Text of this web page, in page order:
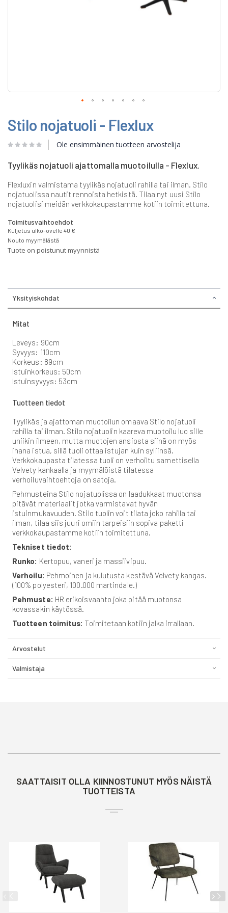
to
the
beginning
of
images
Stilo nojatuoli - Flexlux
Ole ensimmäinen tuotteen arvostelija
Tyylikäs nojatuoli ajattomalla muotoilulla - Flexlux.
Flexluxin valmistama tyylikäs nojatuoli rahilla tai ilman. Stilo
nojatuolissa nautit rennoista hetkistä. Tilaa nyt uusi Stilo
nojatuolisi meidän verkkokaupastamme kotiin toimitettuna.
Toimitusvaihtoehdot
Kuljetus ulko-ovelle 40 €
Nouto myymälästä
Tuote on poistunut myynnistä
Yksityiskohdat
Mitat
Leveys: 90cm
Syvyys: 110cm
Korkeus: 89cm
Istuinkorkeus: 50cm
Istuinsyvyys: 53cm
Tuotteen tiedot
Tyylikäs ja ajattoman muotoilun omaava Stilo nojatuoli
rahilla tai ilman. Stilo nojatuolin kaareva muotoilu luo sille
uniikin ilmeen, mutta muotojen ansiosta siinä on myös
ihana istua, sillä tuoli ottaa istujan kuin syliinsä.
Verkkokaupasta tilatessa tuoli on verhoiltu samettisella
Velvety kankaalla ja myymälöistä tilatessa
verhoiluvaihtoehtoja on satoja.
Pehmusteina Stilo nojatuolissa on laadukkaat muotonsa
pitävät materiaalit jotka varmistavat hyvän
istuinmukavuuden. Stilo tuolin voit tilata joko rahilla tai
ilman, tilaa siis juuri omiin tarpeisiin sopiva paketti
verkkokaupastamme kotiin toimitettuna.
Tekniset tiedot:
Runko: Kertopuu, vaneri ja massiivipuu.
Verhoilu: Pehmoinen ja kulutusta kestävä Velvety kangas.
(100% polyesteri, 100.000 martindale.)
Pehmuste: HR erikoisvaahto joka pitää muotonsa
kovassakin käytössä.
Tuotteen toimitus: Toimitetaan kotiin jalka irrallaan.
Arvostelut
Valmistaja
SAATTAISIT OLLA KIINNOSTUNUT MYÖS NÄISTÄ
TUOTTEISTA